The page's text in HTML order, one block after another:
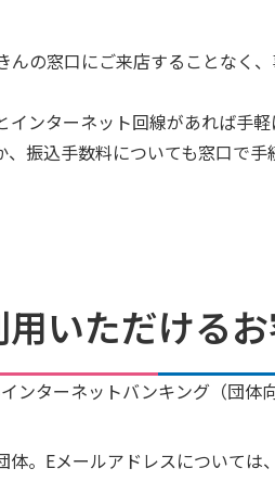
んの窓口にご来店することな
ンターネット回線があれば手
振込手数料についても窓口で手
用いただける
ンターネットバンキング（団
。Eメールアドレスについては